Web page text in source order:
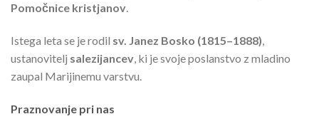
Pomočnice kristjanov.
Istega leta se je rodil sv. Janez Bosko (1815–1888),
ustanovitelj salezijancev, ki je svoje poslanstvo z mladino
zaupal Marijinemu varstvu.
Praznovanje pri nas